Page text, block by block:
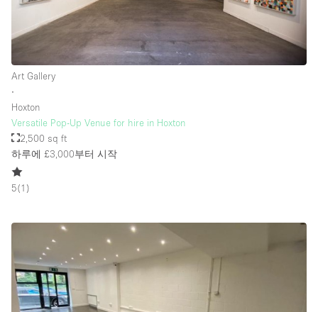
Art Gallery
∙
Hoxton
Versatile Pop-Up Venue for hire in Hoxton
2,500 sq ft
하루에 £3,000부터 시작
5(1 )